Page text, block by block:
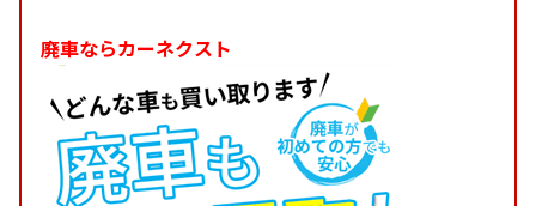
廃車ならカーネクスト